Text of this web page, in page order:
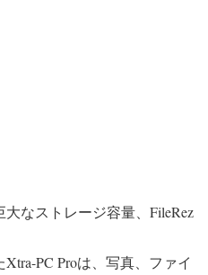
なストレージ容量、FileRez
PC Proは、写真、ファイ